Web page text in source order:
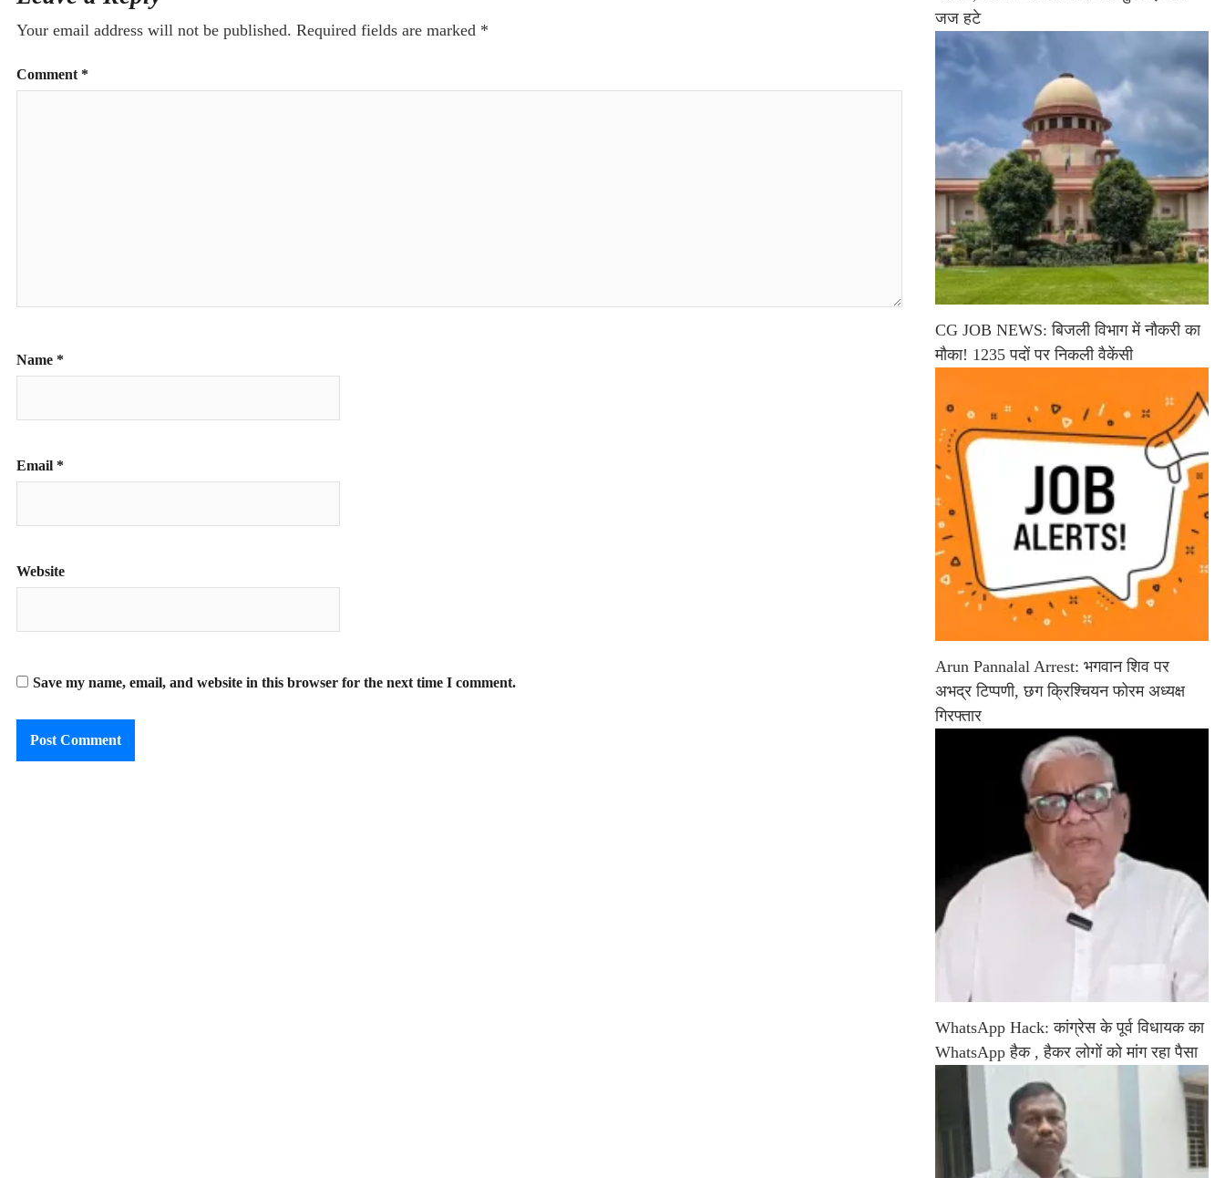
Your email address will not be published. Required fields are marked *
Comment *
Name *
Email *
Website
Save my name, email, and website in this browser for the next time I comment.
जज हटे
CG JOB NEWS: बिजली विभाग में नौकरी का
मौका! 1235 पदों पर निकली वैकेंसी
Arun Pannalal Arrest: भगवान शिव पर
अभद्र टिप्पणी, छग क्रिश्चियन फोरम अध्यक्ष
गिरफ्तार
WhatsApp Hack: कांग्रेस के पूर्व विधायक का
WhatsApp हैक , हैकर लोगों को मांग रहा पैसा